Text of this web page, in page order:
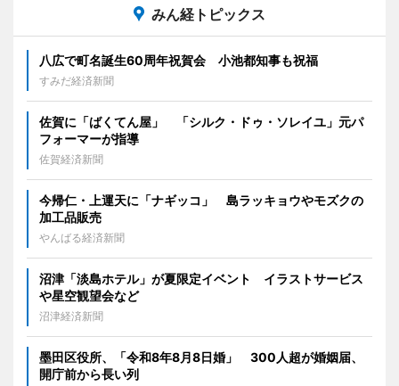
みん経トピックス
八広で町名誕生60周年祝賀会 小池都知事も祝福
すみだ経済新聞
佐賀に「ばくてん屋」 「シルク・ドゥ・ソレイユ」元パ
フォーマーが指導
佐賀経済新聞
今帰仁・上運天に「ナギッコ」 島ラッキョウやモズクの
加工品販売
やんばる経済新聞
沼津「淡島ホテル」が夏限定イベント イラストサービス
や星空観望会など
沼津経済新聞
墨田区役所、「令和8年8月8日婚」 300人超が婚姻届、
開庁前から長い列